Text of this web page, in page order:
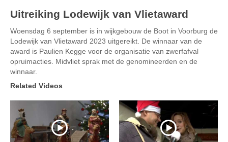
Uitreiking Lodewijk van Vlietaward
Woensdag 6 september is in wijkgebouw de Boot in Voorburg de
Lodewijk van Vlietaward 2023 uitgereikt. De winnaar van de
award is Paulien Kegge voor de organisatie van zwerfafval
opruimacties. Midvliet sprak met de genomineerden en de
winnaar.
Related Videos